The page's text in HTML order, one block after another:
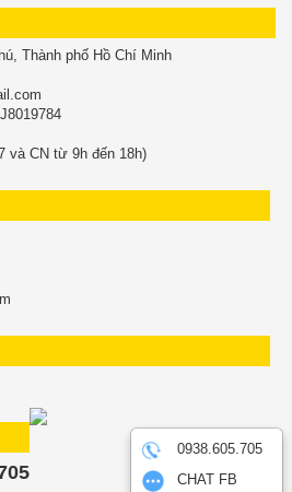
Thành phố Hồ Chí Minh
và CN từ 9h đến 18h)
0938.605.705
CHAT FB